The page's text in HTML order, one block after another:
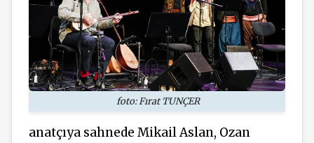
foto: Fırat TUNÇER
anatçıya sahnede Mikail Aslan, Ozan